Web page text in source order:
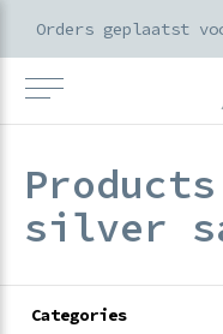
silver
Categories